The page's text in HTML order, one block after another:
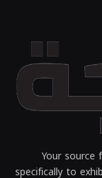
Your source
specifically to